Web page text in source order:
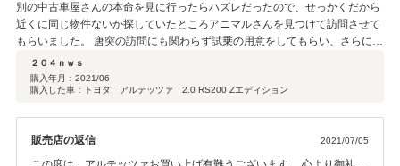
当に心底、これからずっと末長くお付き合いして行きたいと思いました。 本
日は誠にありがとうございました。
別の中古車屋さんの本命を見に行ったらハズレだったので、せっかくだから
近くに同じ物件ないか探していたところアニマルさんを見つけて訪問させて
もらいました。 唐突の訪問にも関わらず試乗の用意をしてもらい、さらには
お昼までご馳走になってしまい本当にありがとうございました。 社長の話を
聞いてたら「ここだったら買ってもいいかも」と思い購入を決めました。 書
類関係のやり取りでも随時連絡を頂き大変お世話になりました。 そして仕上
２０４ｎｗｓ
購入年月： 2021/06
購入した車：トヨタ アルテッツァ 2.0 RS200 Zエディション
販売店の返信 2021/07/05